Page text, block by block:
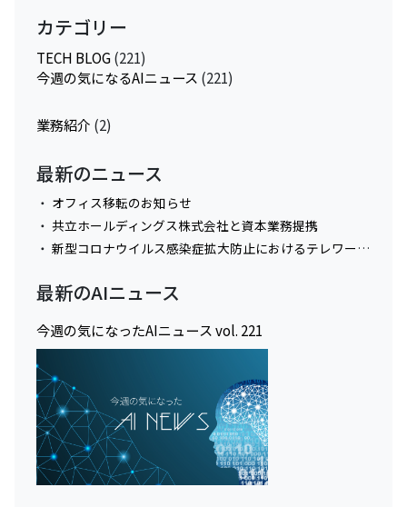
カテゴリー
TECH BLOG(221)
今週の気になるAIニュース (221)
業務紹介 (2)
最新のニュース
オフィス移転のお知らせ
共立ホールディングス株式会社と資本業務提携
新型コロナウイルス感染症拡大防止におけるテレワーク実施に関してのお知らせ
最新のAIニュース
今週の気になったAIニュース vol. 221